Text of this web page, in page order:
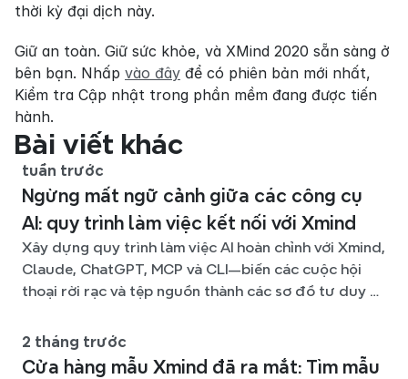
thời kỳ đại dịch này.
Giữ an toàn. Giữ sức khỏe, và XMind 2020 sẵn sàng ở
bên bạn. Nhấp vào đây để có phiên bản mới nhất,
Kiểm tra Cập nhật trong phần mềm đang được tiến
hành.
Bài viết khác
tuần trước
Ngừng mất ngữ cảnh giữa các công cụ
AI: quy trình làm việc kết nối với Xmind
Xây dựng quy trình làm việc AI hoàn chỉnh với Xmind,
Claude, ChatGPT, MCP và CLI—biến các cuộc hội
thoại rời rạc và tệp nguồn thành các sơ đồ tư duy rõ
2 tháng trước
Cửa hàng mẫu Xmind đã ra mắt: Tìm mẫu